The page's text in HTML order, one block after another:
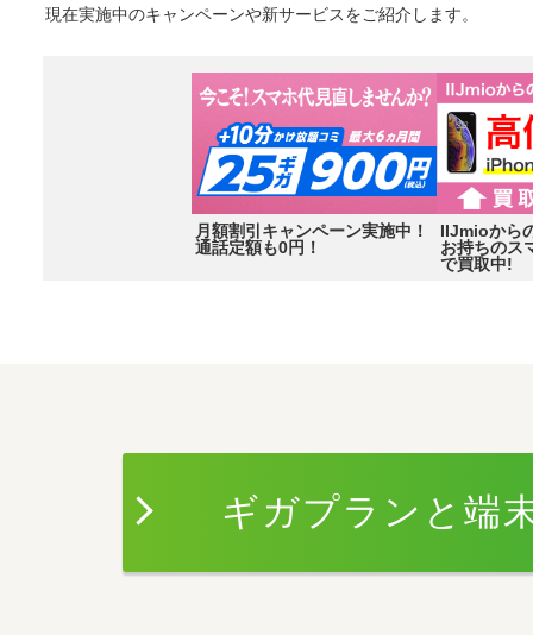
現在実施中のキャンペーンや新サービスをご紹介します。
月額割引キャンペーン実施中！
通話定額も0円！
IIJmioから
お持ちのス
で買取中!
ギガプランと端